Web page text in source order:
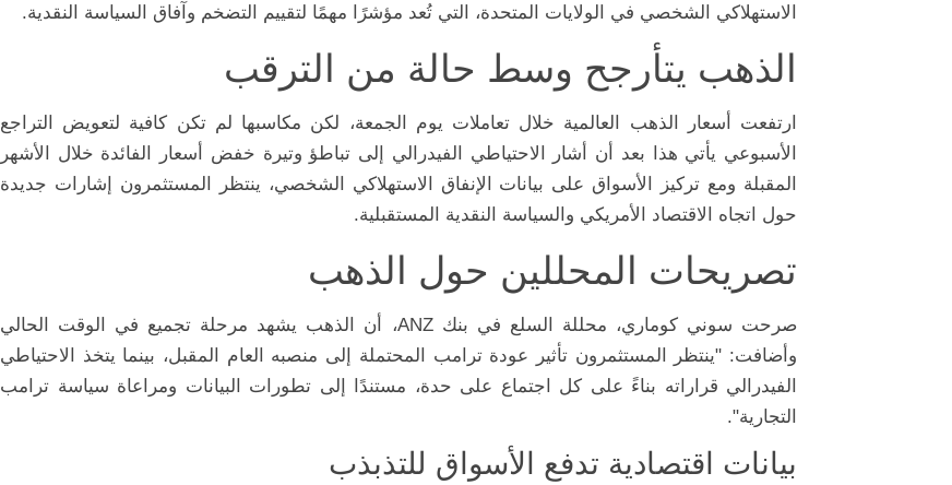
الاستهلاكي الشخصي في الولايات المتحدة، التي تُعد مؤشرًا مهمًا لتقييم التضخم وآفاق السياسة النقدية.
الذهب يتأرجح وسط حالة من الترقب
ارتفعت أسعار الذهب العالمية خلال تعاملات يوم الجمعة، لكن مكاسبها لم تكن كافية لتعويض التراجع
الأسبوعي يأتي هذا بعد أن أشار الاحتياطي الفيدرالي إلى تباطؤ وتيرة خفض أسعار الفائدة خلال الأشهر
المقبلة ومع تركيز الأسواق على بيانات الإنفاق الاستهلاكي الشخصي، ينتظر المستثمرون إشارات جديدة
حول اتجاه الاقتصاد الأمريكي والسياسة النقدية المستقبلية.
تصريحات المحللين حول الذهب
صرحت سوني كوماري، محللة السلع في بنك ANZ، أن الذهب يشهد مرحلة تجميع في الوقت الحالي
وأضافت: "ينتظر المستثمرون تأثير عودة ترامب المحتملة إلى منصبه العام المقبل، بينما يتخذ الاحتياطي
الفيدرالي قراراته بناءً على كل اجتماع على حدة، مستندًا إلى تطورات البيانات ومراعاة سياسة ترامب
التجارية".
بيانات اقتصادية تدفع الأسواق للتذبذب